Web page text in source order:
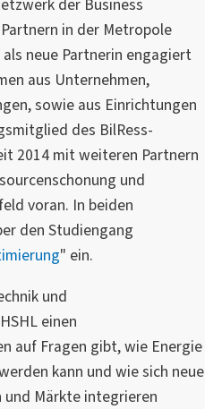
der Business
in der Metropole
neue Partnerin engagiert
aus Unternehmen,
sowie aus Einrichtungen
des BilRess-
2014 mit weiteren Partnern
und
voran. In beiden
den Studiengang
" ein.
und
einen
auf Fragen gibt, wie Energie
kann und wie sich neue
und Märkte integrieren